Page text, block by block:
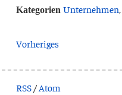
Kategorien Unternehmen
Vorheriges
RSS/Atom